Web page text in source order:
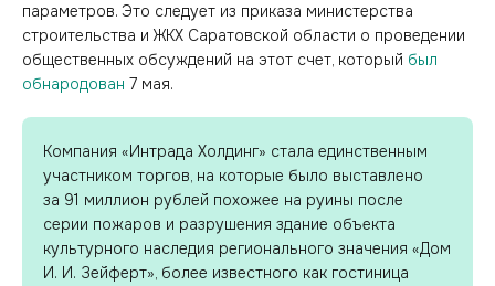
параметров. Это следует из приказа министерства
строительства и ЖКХ Саратовской области о проведении
общественных обсуждений на этот счет, который был
обнародован 7 мая.
Компания «Интрада Холдинг» стала единственным
участником торгов, на которые было выставлено
за 91 миллион рублей похожее на руины после
серии пожаров и разрушения здание объекта
культурного наследия регионального значения «Дом
И. И. Зейферт», более известного как гостиница